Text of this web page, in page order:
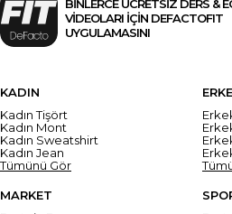
BİNLERCE ÜCRETSİZ DERS &
VİDEOLARI İÇİN DEFACTOFIT
UYGULAMASINI
KADIN
Kadın Tişört
Kadın Mont
Kadın Sweatshirt
Kadın Jean
Tümünü Gör
MARKET